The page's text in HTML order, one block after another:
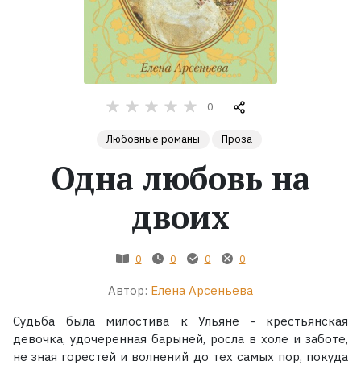
Экранизации
0
Любовные романы Проза
Одна любовь на
двоих
0 0 0 0
Автор: Елена Арсеньева
Судьба была милостива к Ульяне - крестьянская
девочка, удочеренная барыней, росла в холе и заботе,
не зная горестей и волнений до тех самых пор, покуда